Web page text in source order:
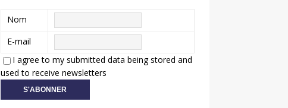
Nom
E-mail
I agree to my submitted data being stored and
used to receive newsletters